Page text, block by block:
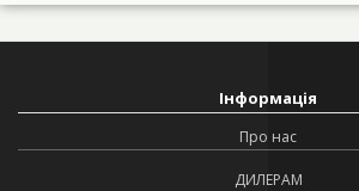
Інформація
Про нас
ДИЛЕРАМ